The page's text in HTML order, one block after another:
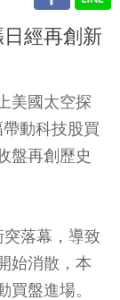
經再創新
美國太空探
動科技股買
盤再創歷史
落幕，導致
始消散，本
買盤進場。